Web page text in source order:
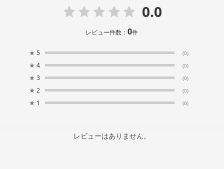
0.0
レビュー件数：0件
★ 5 (0)
★ 4 (0)
★ 3 (0)
★ 2 (0)
★ 1 (0)
レビューはありません。